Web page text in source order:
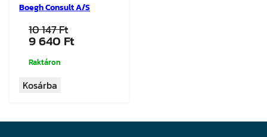
Boegh Consult A/S
10 147Ft
Original
was:
147 Ft.
9 640 FtCurrent
Raktáron
Kosárba